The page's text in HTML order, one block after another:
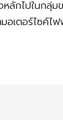
หลักไปในก
เตอร์ไซค์ไ